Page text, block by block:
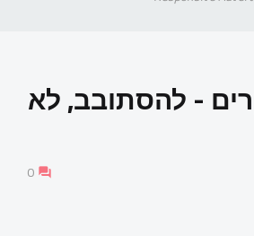
- להסתובב, לא
0